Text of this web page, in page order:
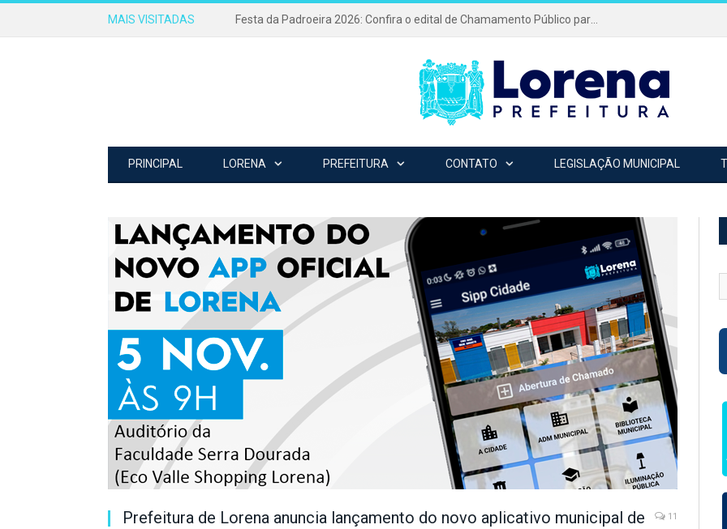
MAIS VISITADAS Festa da Padroeira 2026: Confira o edital de Chamamento Público para o evento mais tradicional da cidade!
PRINCIPAL LORENA PREFEITURA CONTATO LEGISLAÇÃO MUNICIPAL
Prefeitura de Lorena anuncia lançamento do novo aplicativo municipal de
11